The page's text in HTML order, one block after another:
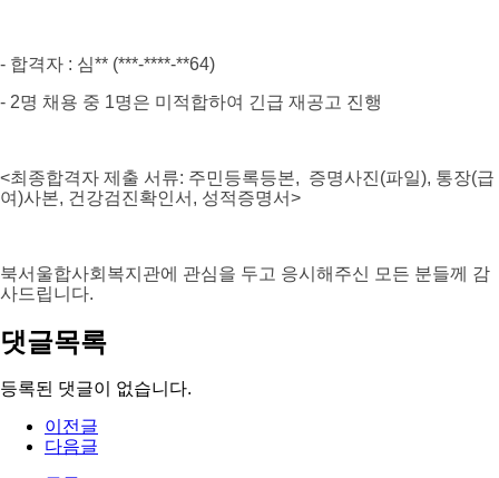
- 합격자 : 심** (***-****-**64)
- 2명 채용 중 1명은 미적합하여 긴급 재공고 진행
<최종합격자 제출 서류: 주민등록등본, 증명사진 (파일), 통장(급
여)사본, 건강검진확인서 , 성적증명서>
북서울합사회복지관에 관심을 두고 응시해주신 모든 분들께 감
사드립니다.
댓글목록
등록된 댓글이 없습니다.
이전글
다음글